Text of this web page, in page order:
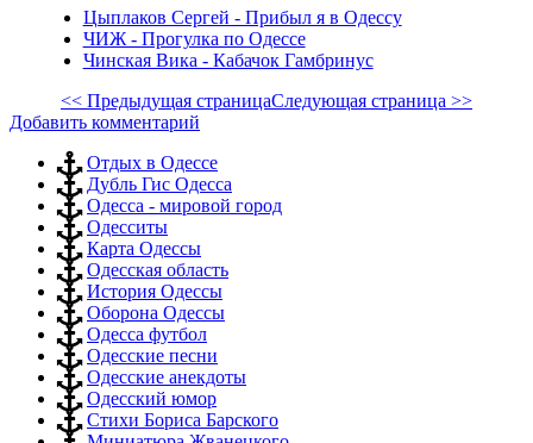
Цыплаков Сергей - Прибыл я в Одессу
ЧИЖ - Прогулка по Одессе
Чинская Вика - Кабачок Гамбринус
<< Предыдущая страницаСледующая страница >>
Добавить комментарий
Отдых в Одессе
Дубль Гис Одесса
Одесса - мировой город
Одесситы
Карта Одессы
Одесская область
История Одессы
Оборона Одессы
Одесса футбол
Одесские песни
Одесские анекдоты
Одесский юмор
Стихи Бориса Барского